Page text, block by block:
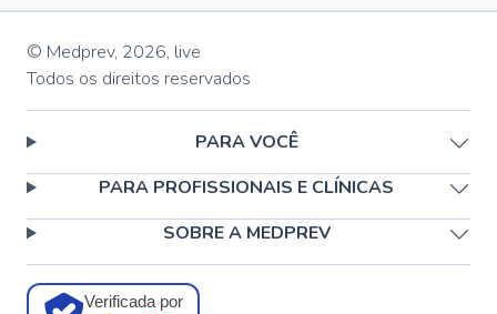
© Medprev, 2026, live
Todos os direitos reservados
PARA VOCÊ
PARA PROFISSIONAIS E CLÍNICAS
SOBRE A MEDPREV
Verificada por